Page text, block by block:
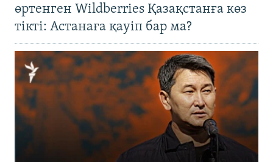
өртенген Wildberries Қазақстанға көз
тікті: Астанаға қауіп бар ма?